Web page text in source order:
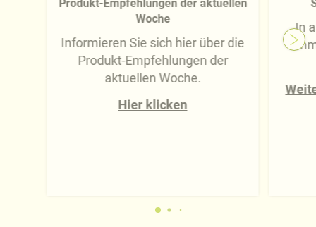
Produkt-Empfehlungen der aktuellen
Woche
Informieren Sie sich hier über die
Produkt-Empfehlungen der
aktuellen Woche.
Hier klicken
In